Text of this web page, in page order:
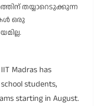
തയ്യാറെടുക്കുന്ന
ഒരു
IIT Madras has
students,
starting in August.